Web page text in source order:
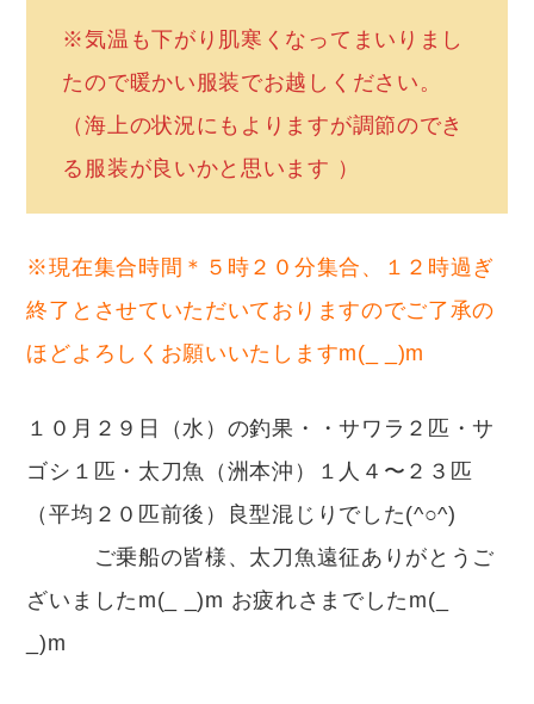
※気温も下がり肌寒くなってまいりまし
たので暖かい服装でお越しください。
（海上の状況にもよりますが調節のでき
る服装が良いかと思います ）
※現在集合時間＊５時２０分集合、１２時過ぎ
終了とさせていただいておりますのでご了承の
ほどよろしくお願いいたしますm(_ _)m
１０月２９日（水）の釣果・・サワラ２匹・サ
ゴシ１匹・太刀魚（洲本沖）１人４〜２３匹
（平均２０匹前後）良型混じりでした(^○^)
ご乗船の皆様、太刀魚遠征ありがとうご
ざいましたm(_ _)m お疲れさまでしたm(_
_)m